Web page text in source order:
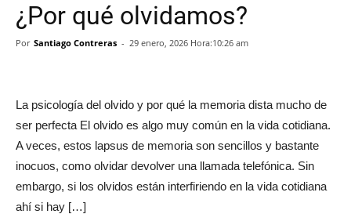
¿Por qué olvidamos?
Por Santiago Contreras - 29 enero, 2026 Hora:10:26 am
La psicología del olvido y por qué la memoria dista mucho de
ser perfecta El olvido es algo muy común en la vida cotidiana.
A veces, estos lapsus de memoria son sencillos y bastante
inocuos, como olvidar devolver una llamada telefónica. Sin
embargo, si los olvidos están interfiriendo en la vida cotidiana
ahí si hay […]